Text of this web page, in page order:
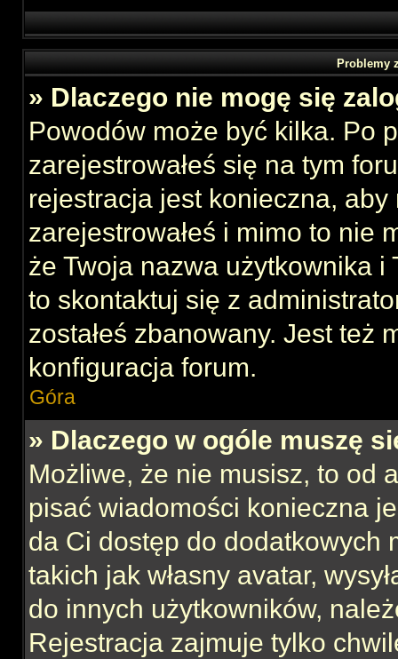
Problemy
» Dlaczego nie mogę się
Powodów może być kilka. Po
zarejestrowałeś się na tym
rejestracja jest konieczna,
zarejestrowałeś i mimo to nie
że Twoja nazwa użytkownika i
to skontaktuj się z
zostałeś zbanowany. Jest też
konfiguracja forum.
Góra
» Dlaczego w ogóle muszę
Możliwe, że nie musisz, to od
pisać wiadomości konieczna
da Ci dostęp do dodatkowych
takich jak własny avatar,
do innych użytkowników,
Rejestracja zajmuje tylko